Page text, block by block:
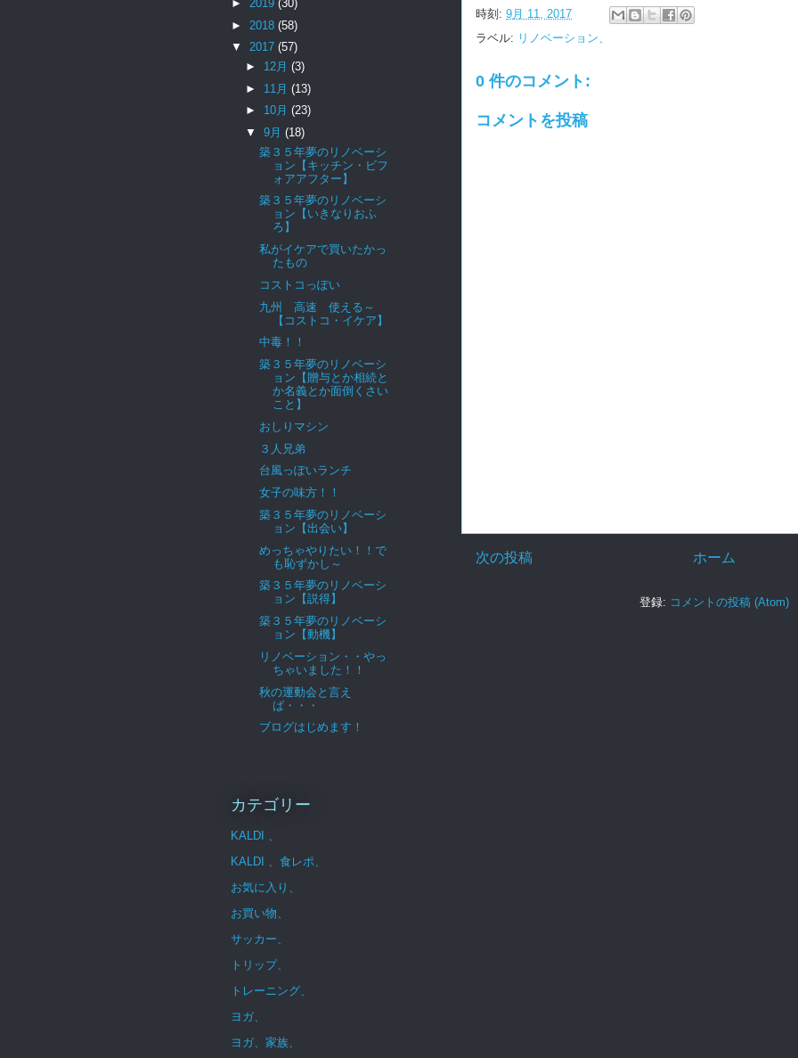
時刻: 9月 11, 2017
ラベル: リノベーション、
0 件のコメント:
コメントを投稿
次の投稿 ホーム
登録: コメントの投稿 (Atom)
► 2019 (30)
► 2018 (58)
▼ 2017 (57)
► 12月 (3)
► 11月 (13)
► 10月 (23)
▼ 9月 (18)
築３５年夢のリノベーシ
ョン【キッチン・ビフ
ォアアフター】
築３５年夢のリノベーシ
ョン【いきなりおふ
ろ】
私がイケアで買いたかっ
たもの
コストコっぽい
九州 高速 使える～
【コストコ・イケア】
中毒！！
築３５年夢のリノベーシ
ョン【贈与とか相続と
か名義とか面倒くさい
こと】
おしりマシン
３人兄弟
台風っぽいランチ
女子の味方！！
築３５年夢のリノベーシ
ョン【出会い】
めっちゃやりたい！！で
も恥ずかし～
築３５年夢のリノベーシ
ョン【説得】
築３５年夢のリノベーシ
ョン【動機】
リノベーション・・やっ
ちゃいました！！
秋の運動会と言え
ば・・・
ブログはじめます！
カテゴリー
KALDI 、
KALDI 、食レポ、
お気に入り、
お買い物、
サッカー、
トリップ、
トレーニング、
ヨガ、
ヨガ、家族、